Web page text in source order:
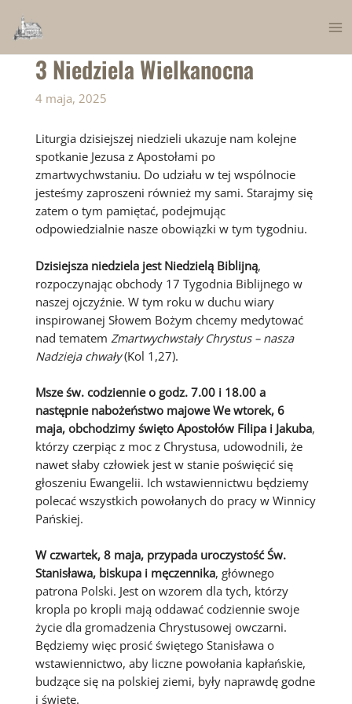
content
3 Niedziela Wielkanocna
4 maja, 2025
Liturgia dzisiejszej niedzieli ukazuje nam kolejne
spotkanie Jezusa z Apostołami po
zmartwychwstaniu. Do udziału w tej wspólnocie
jesteśmy zaproszeni również my sami. Starajmy się
zatem o tym pamiętać, podejmując
odpowiedzialnie nasze obowiązki w tym tygodniu.
Dzisiejsza niedziela jest Niedzielą Biblijną,
rozpoczynając obchody 17 Tygodnia Biblijnego w
naszej ojczyźnie. W tym roku w duchu wiary
inspirowanej Słowem Bożym chcemy medytować
nad tematem Zmartwychwstały Chrystus – nasza
Nadzieja chwały(Kol 1,27).
Msze św. codziennie o godz. 7.00 i 18.00 a
następnie nabożeństwo majowe We wtorek, 6
maja, obchodzimy święto Apostołów Filipa i Jakuba,
którzy czerpiąc z moc z Chrystusa, udowodnili, że
nawet słaby człowiek jest w stanie poświęcić się
głoszeniu Ewangelii. Ich wstawiennictwu będziemy
polecać wszystkich powołanych do pracy w Winnicy
Pańskiej.
W czwartek, 8 maja, przypada uroczystość Św.
Stanisława, biskupa i męczennika, głównego
patrona Polski. Jest on wzorem dla tych, którzy
kropla po kropli mają oddawać codziennie swoje
życie dla gromadzenia Chrystusowej owczarni.
Będziemy więc prosić świętego Stanisława o
wstawiennictwo, aby liczne powołania kapłańskie,
budzące się na polskiej ziemi, były naprawdę godne
i święte.